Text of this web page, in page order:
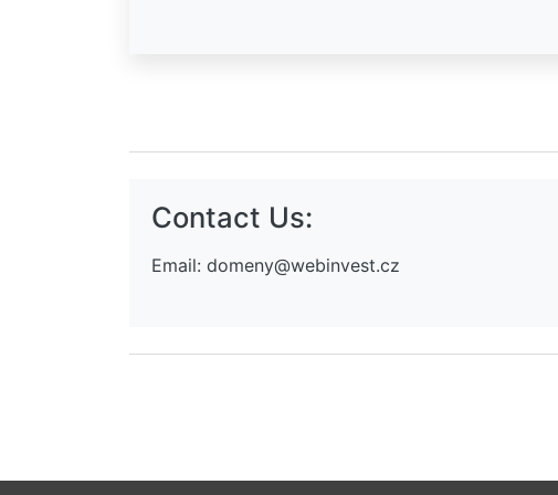
Contact Us:
Email: domeny@webinvest.cz